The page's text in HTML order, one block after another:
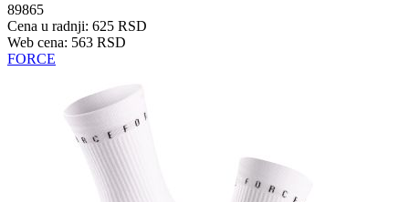
89865
Cena u radnji: 625 RSD
Web cena: 563 RSD
FORCE